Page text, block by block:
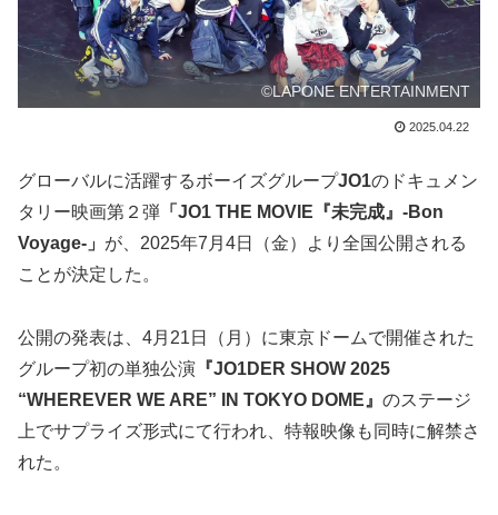
©LAPONE ENTERTAINMENT
2025.04.22
グローバルに活躍するボーイズグループJO1のドキュメン
タリー映画第２弾 「JO1 THE MOVIE『未完成』-Bon
Voyage-」 が、2025年7月4日（金）より全国公開される
ことが決定した。
公開の発表は、4月21日（月）に東京ドームで開催された
グループ初の単独公演 『JO1DER SHOW 2025
“WHEREVER WE ARE” IN TOKYO DOME』 のステージ
上でサプライズ形式にて行われ、特報映像も同時に解禁さ
れた。